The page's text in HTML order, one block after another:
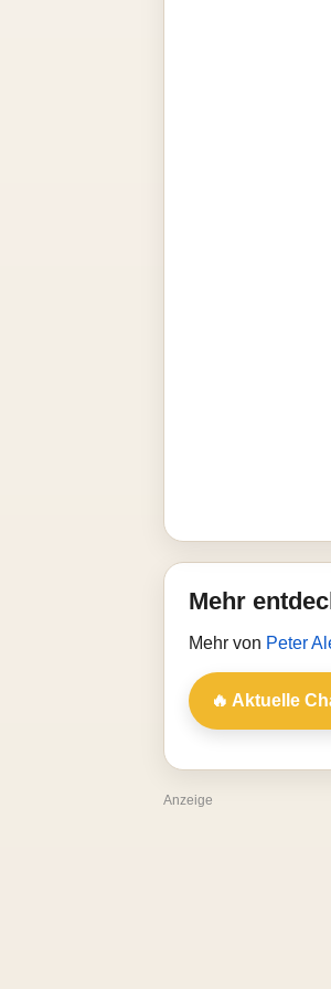
Mehr
Mehr von Peter
🔥 Aktuelle
Anzeige